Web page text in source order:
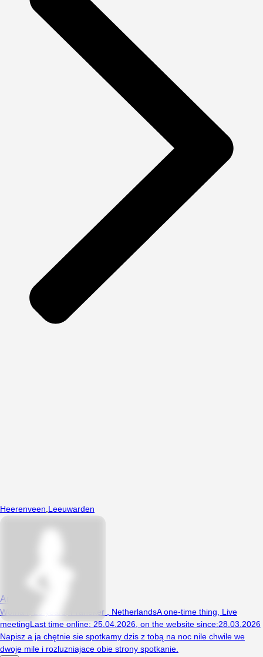
Heerenveen,Leeuwarden
Aniulka1
Woman, 25 years, Franeker , NetherlandsA one-time thing, Live
meetingLast time online: 25.04.2026, on the website since:28.03.2026
Napisz a ja chętnie sie spotkamy dzis z tobą na noc nile chwile we
dwoje mile i rozluzniajace obie strony spotkanie.